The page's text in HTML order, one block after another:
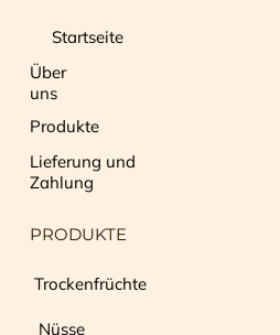
Startseite
Über
uns
Produkte
Lieferung und
Zahlung
PRODUKTE
Trockenfrüchte
Nüsse